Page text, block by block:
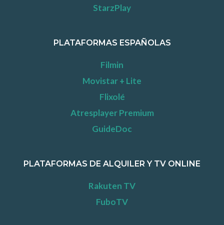
StarzPlay
PLATAFORMAS ESPAÑOLAS
Filmin
Movistar + Lite
Flixolé
Atresplayer Premium
GuideDoc
PLATAFORMAS DE ALQUILER Y TV ONLINE
Rakuten TV
FuboTV